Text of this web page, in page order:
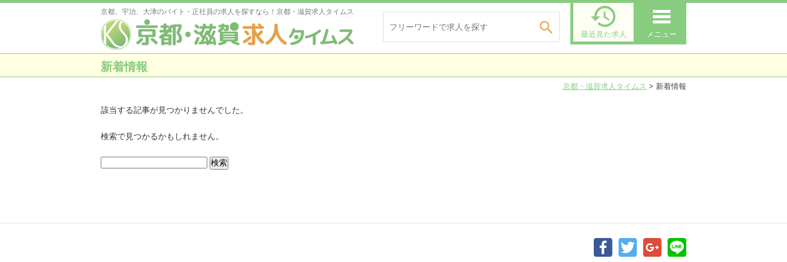
京都、宇治、大津のバイト・正社員の求人を探すなら！京都・滋賀求人タイムス
 
最近見た求人 メニュー
新着情報
京都・滋賀求人タイムス > 新着情報
該当する記事が見つかりませんでした。
検索で見つかるかもしれません。